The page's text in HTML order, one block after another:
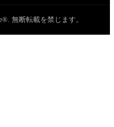
無断転載を禁じます。